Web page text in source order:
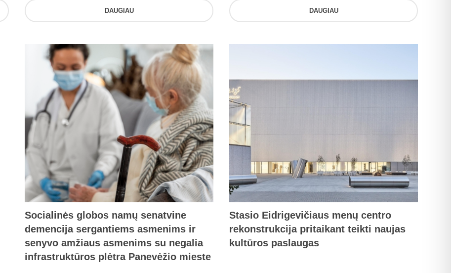
DAUGIAU DAUGIAU
Socialinės globos namų senatvine
demencija sergantiems asmenims ir
senyvo amžiaus asmenims su negalia
infrastruktūros plėtra Panevėžio mieste
Stasio Eidrigevičiaus menų centro
rekonstrukcija pritaikant teikti naujas
kultūros paslaugas